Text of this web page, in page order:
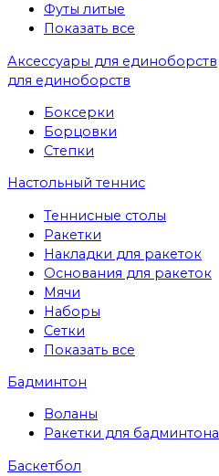
Футы литые
Показать все
Аксессуары для единоборств
для единоборств
Боксерки
Борцовки
Степки
Настольный теннис
Теннисные столы
Ракетки
Накладки для ракеток
Основания для ракеток
Мячи
Наборы
Сетки
Показать все
Бадминтон
Воланы
Ракетки для бадминтона
Баскетбол